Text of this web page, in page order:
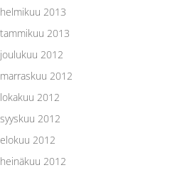
helmikuu 2013
tammikuu 2013
joulukuu 2012
marraskuu 2012
lokakuu 2012
syyskuu 2012
elokuu 2012
heinäkuu 2012